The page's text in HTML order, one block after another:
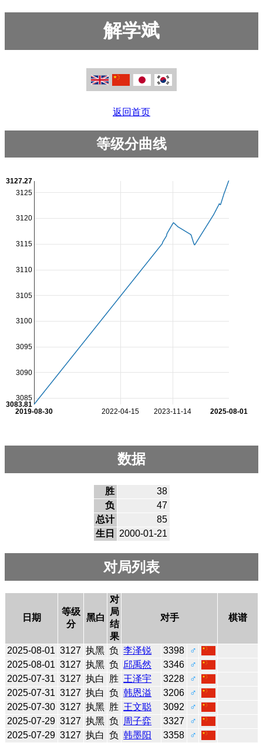
解学斌
返回首页
等级分曲线
2022-04-15 2023-11-14
2019-08-30 2025-08-01
3085
3090
3095
3100
3105
3110
3115
3120
3125
3083.81
3127.27
数据
胜
38
负
47
总计
85
生日
2000-01-21
对局列表
日期
等级
分
黑白
对
局
结
果
对手 棋谱
2025-08-01 3127 执黑 负 李泽锐 3398
♂
2025-08-01 3127 执黑 负 邱禹然 3346
♂
2025-07-31 3127 执白 胜 王泽宇 3228
♂
2025-07-31 3127 执白 负 韩恩溢 3206
♂
2025-07-30 3127 执黑 胜 王文聪 3092
♂
2025-07-29 3127 执黑 负 周子弈 3327
♂
2025-07-29 3127 执白 负 韩墨阳 3358
♂